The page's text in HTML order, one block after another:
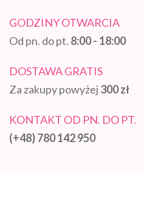
GODZINY OTWARCIA
Od pn. do pt. 8:00 - 18:00
DOSTAWA GRATIS
Za zakupy powyżej 300 zł
KONTAKT OD PN. DO PT.
(+48) 780 142 950